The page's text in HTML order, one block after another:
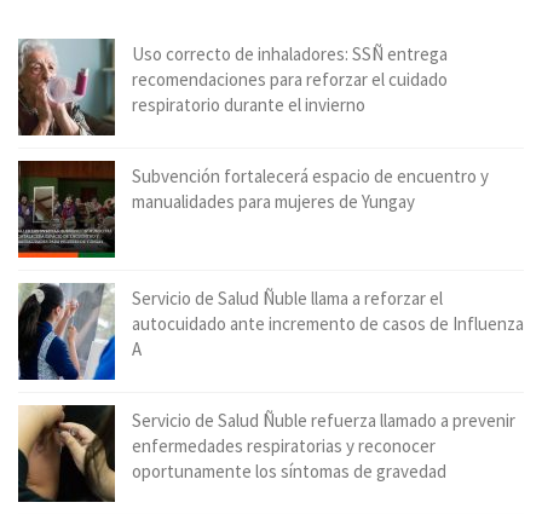
Uso correcto de inhaladores: SSÑ entrega
recomendaciones para reforzar el cuidado
respiratorio durante el invierno
Subvención fortalecerá espacio de encuentro y
manualidades para mujeres de Yungay
Servicio de Salud Ñuble llama a reforzar el
autocuidado ante incremento de casos de Influenza
A
Servicio de Salud Ñuble refuerza llamado a prevenir
enfermedades respiratorias y reconocer
oportunamente los síntomas de gravedad